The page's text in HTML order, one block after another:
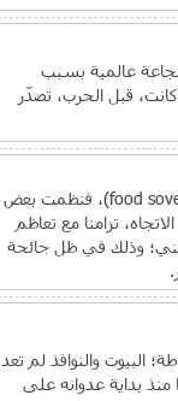
عالمية بسبب
قبل الحرب، تصدّر
برز خلال الأشهر الأخيرة الجدل المجتمعي والشعبي حول مفهوم السيادة الغذائية (food sovereignty)، فنظمت بعض
تزامنا مع تعاظم
وذلك في ظل جائحة
البيوت والنوافذ لم تعد
منذ بداية عدوانه على